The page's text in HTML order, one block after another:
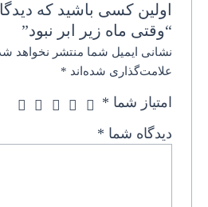
اولین کسی باشید که
“وقتی ماه زیر ابر نبود”
نشانی ایمیل شما منتشر نخواهد
علامت‌گذاری شده‌اند *
امتیاز شما *
دیدگاه شما *